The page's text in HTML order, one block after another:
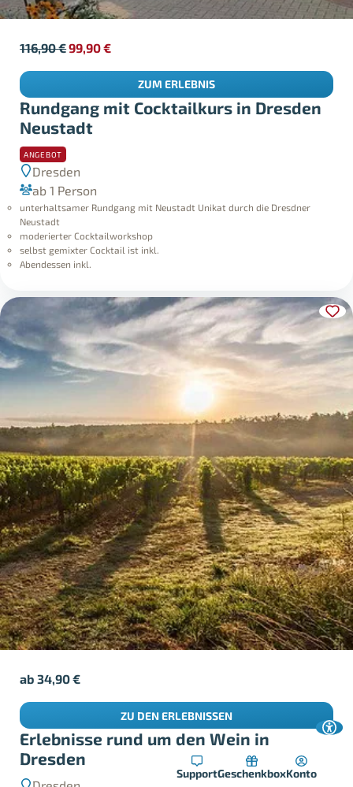
SupportGeschenkboxKonto
Rundgang mit Cocktailkurs in Dresden
Neustadt
ANGEBOT
Dresden
ab 1 Person
unterhaltsamer Rundgang mit Neustadt Unikat durch die Dresdner
Neustadt
moderierter Cocktailworkshop
selbst gemixter Cocktail ist inkl.
Abendessen inkl.
116,90€99,90€
ZUM ERLEBNIS
Erlebnisse rund um den Wein in
Dresden
ab34,90€
ZU DEN ERLEBNISSEN